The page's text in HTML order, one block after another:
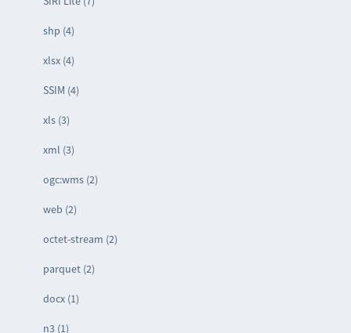
shp (4)
xlsx (4)
SSIM (4)
xls (3)
xml (3)
ogc:wms (2)
web (2)
octet-stream (2)
parquet (2)
docx (1)
n3 (1)